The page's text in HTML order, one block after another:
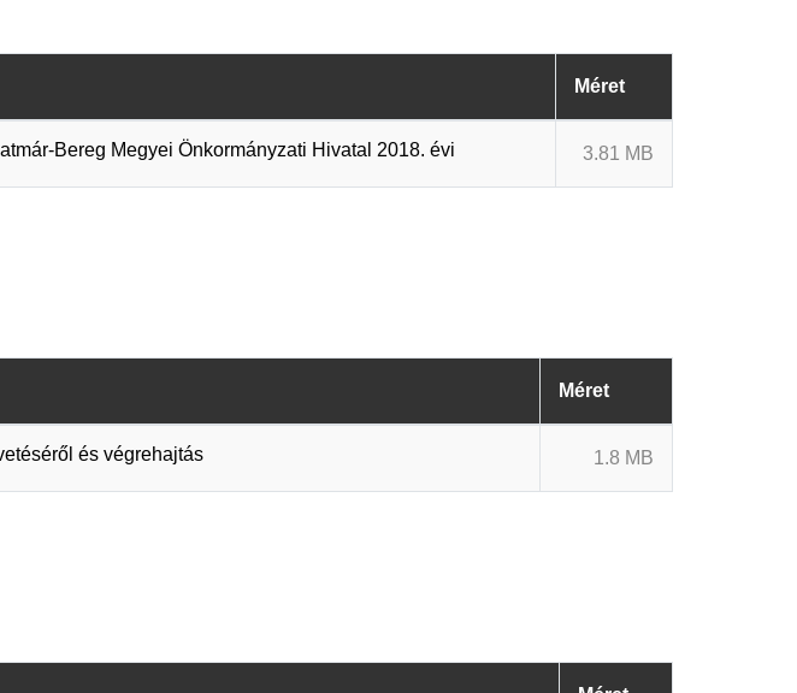
Méret
Bereg Megyei Önkormányzati Hivatal 2018. évi 3.81 MB
Méret
és végrehajtás 1.8 MB